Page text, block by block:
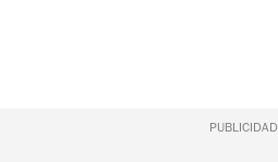
PUBLICIDAD